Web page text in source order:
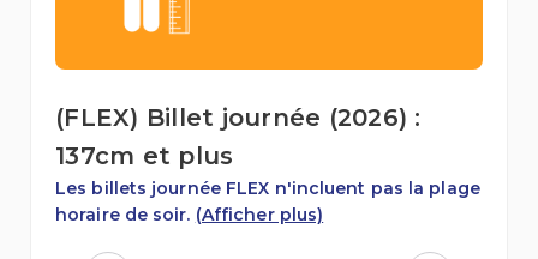
(FLEX) Billet journée (2026) :
137cm et plus
Les billets journée FLEX n'incluent pas la plage
horaire de soir. (Afficher plus)